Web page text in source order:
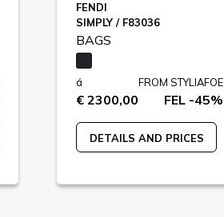
FENDI
SIMPLY / F83036
BAGS
á
€ 2300,00
FROM STYLIAFOE
FEL -45%
DETAILS AND PRICES